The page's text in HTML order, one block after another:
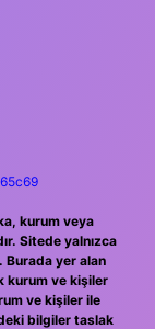
kurum veya
Sitede yalnızca
Burada yer alan
kurum ve kişiler
ve kişiler ile
bilgiler taslak